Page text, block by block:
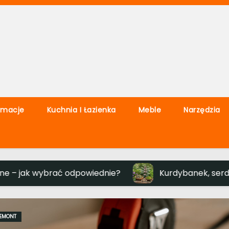
Kuchnia I Łazienka Meble Narzędzia
odpowiednie? Kurdybanek, serdecznik i